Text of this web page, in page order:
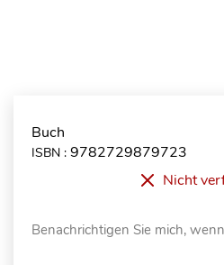
Buch
ISBN : 9782729879723
Nicht
Benachrichtigen Sie mich,